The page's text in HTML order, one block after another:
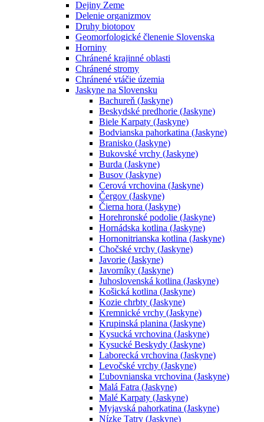
Dejiny Zeme
Delenie organizmov
Druhy biotopov
Geomorfologické členenie Slovenska
Horniny
Chránené krajinné oblasti
Chránené stromy
Chránené vtáčie územia
Jaskyne na Slovensku
Bachureň (Jaskyne)
Beskydské predhorie (Jaskyne)
Biele Karpaty (Jaskyne)
Bodvianska pahorkatina (Jaskyne)
Branisko (Jaskyne)
Bukovské vrchy (Jaskyne)
Burda (Jaskyne)
Busov (Jaskyne)
Cerová vrchovina (Jaskyne)
Čergov (Jaskyne)
Čierna hora (Jaskyne)
Horehronské podolie (Jaskyne)
Hornádska kotlina (Jaskyne)
Hornonitrianska kotlina (Jaskyne)
Chočské vrchy (Jaskyne)
Javorie (Jaskyne)
Javorníky (Jaskyne)
Juhoslovenská kotlina (Jaskyne)
Košická kotlina (Jaskyne)
Kozie chrbty (Jaskyne)
Kremnické vrchy (Jaskyne)
Krupinská planina (Jaskyne)
Kysucká vrchovina (Jaskyne)
Kysucké Beskydy (Jaskyne)
Laborecká vrchovina (Jaskyne)
Levočské vrchy (Jaskyne)
Ľubovnianska vrchovina (Jaskyne)
Malá Fatra (Jaskyne)
Malé Karpaty (Jaskyne)
Myjavská pahorkatina (Jaskyne)
Nízke Tatry (Jaskyne)